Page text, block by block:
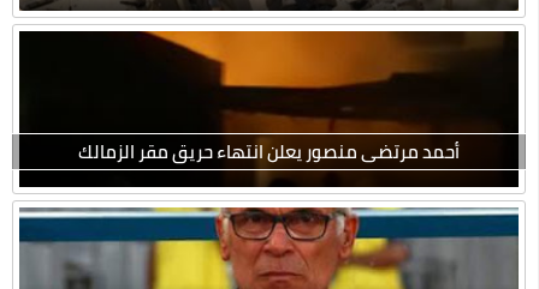
أحمد مرتضى منصور يعلن انتهاء حريق مقر الزمالك